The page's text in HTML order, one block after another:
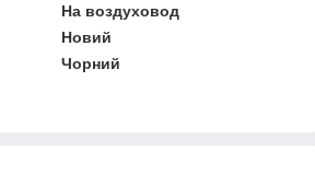
На воздуховод
Новий
Чорний